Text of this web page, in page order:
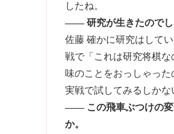
したね。
―― 研究が生きたのでし
佐藤 確かに研究はして
戦で「これは研究将棋
味のことをおっしゃっ
実戦で試してみるしかな
―― この飛車ぶつけの変
か。